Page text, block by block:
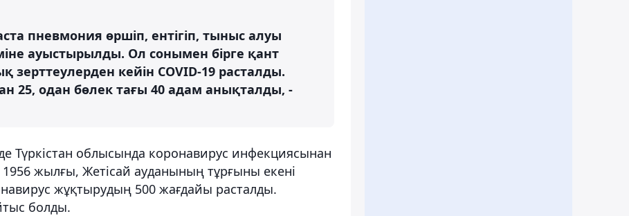
пневмония өршіп, ентігіп, тыныс алуы
ауыстырылды. Ол сонымен бірге қант
зерттеулерден кейін COVID-19 расталды.
25, одан бөлек тағы 40 адам анықталды, -
Түркістан облысында коронавирус инфекциясынан
1956 жылғы, Жетісай ауданының тұрғыны екені
жұқтырудың 500 жағдайы расталды.
болды.